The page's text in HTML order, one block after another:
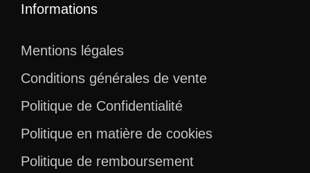
Informations
Mentions légales
Conditions générales de vente
Politique de Confidentialité
Politique en matière de cookies
Politique de remboursement